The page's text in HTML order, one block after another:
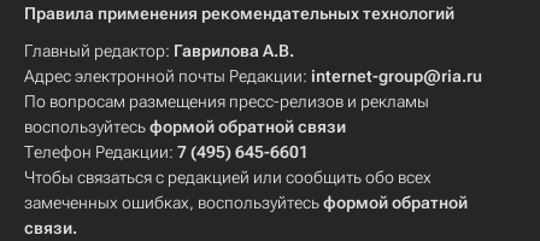
Правила применения рекомендательных технологий
Главный редактор: Гаврилова А.В.
Адрес электронной почты Редакции: internet-group@ria.ru
По вопросам размещения пресс-релизов и рекламы
воспользуйтесьформой обратной связи
Телефон Редакции: 7 (495) 645-6601
Чтобы связаться с редакцией или сообщить обо всех
замеченных ошибках, воспользуйтесьформой обратной
связи.